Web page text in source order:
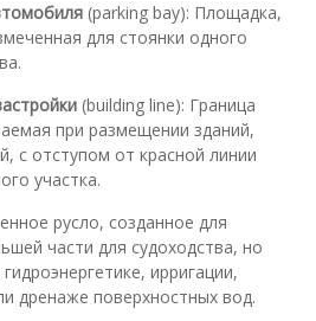
(parking bay): Площадка,
для стоянки одного
(building line): Граница
при размещении зданий,
с отступом от красной линии
участка.
русло, созданное для
части для судоходства, но
ирригации,
дренаже поверхностных вод.